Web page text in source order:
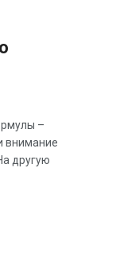
–
внимание
другую